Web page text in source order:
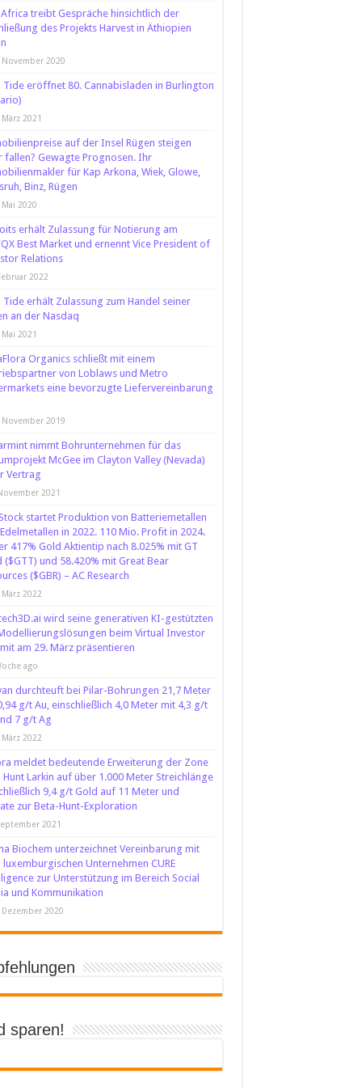
Africa treibt Gespräche hinsichtlich der
des Projekts Harvest in Äthiopien
2020
Tide eröffnet 80. Cannabisladen in Burlington
2021
auf der Insel Rügen steigen
fallen? Gewagte Prognosen. Ihr
für Kap Arkona, Wiek, Glowe,
Binz, Rügen
2020
erhält Zulassung für Notierung am
Best Market und ernennt Vice President of
Relations
2022
Tide erhält Zulassung zum Handel seiner
an der Nasdaq
2021
Organics schließt mit einem
von Loblaws und Metro
eine bevorzugte Liefervereinbarung
2019
nimmt Bohrunternehmen für das
McGee im Clayton Valley (Nevada)
Vertrag
2021
startet Produktion von Batteriemetallen
in 2022. 110 Mio. Profit in 2024.
417% Gold Aktientip nach 8.025% mit GT
($GTT) und 58.420% mit Great Bear
($GBR) – AC Research
2022
wird seine generativen KI-gestützten
beim Virtual Investor
am 29. März präsentieren
ago
durchteuft bei Pilar-Bohrungen 21,7 Meter
g/t Au, einschließlich 4,0 Meter mit 4,3 g/t
7 g/t Ag
2022
meldet bedeutende Erweiterung der Zone
Hunt Larkin auf über 1.000 Meter Streichlänge
9,4 g/t Gold auf 11 Meter und
zur Beta-Hunt-Exploration
2021
Biochem unterzeichnet Vereinbarung mit
Unternehmen CURE
zur Unterstützung im Bereich Social
und Kommunikation
2020
sparen!